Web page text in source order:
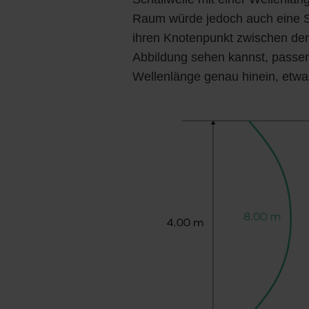
Raum würde jedoch auch eine
ihren Knotenpunkt zwischen
Abbildung sehen kannst,
Wellenlänge genau hinein,